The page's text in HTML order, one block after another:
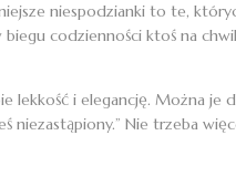
niespodzianki to te,
codzienności ktoś na
lekkość i elegancję. Można
niezastąpiony.” Nie trzeba